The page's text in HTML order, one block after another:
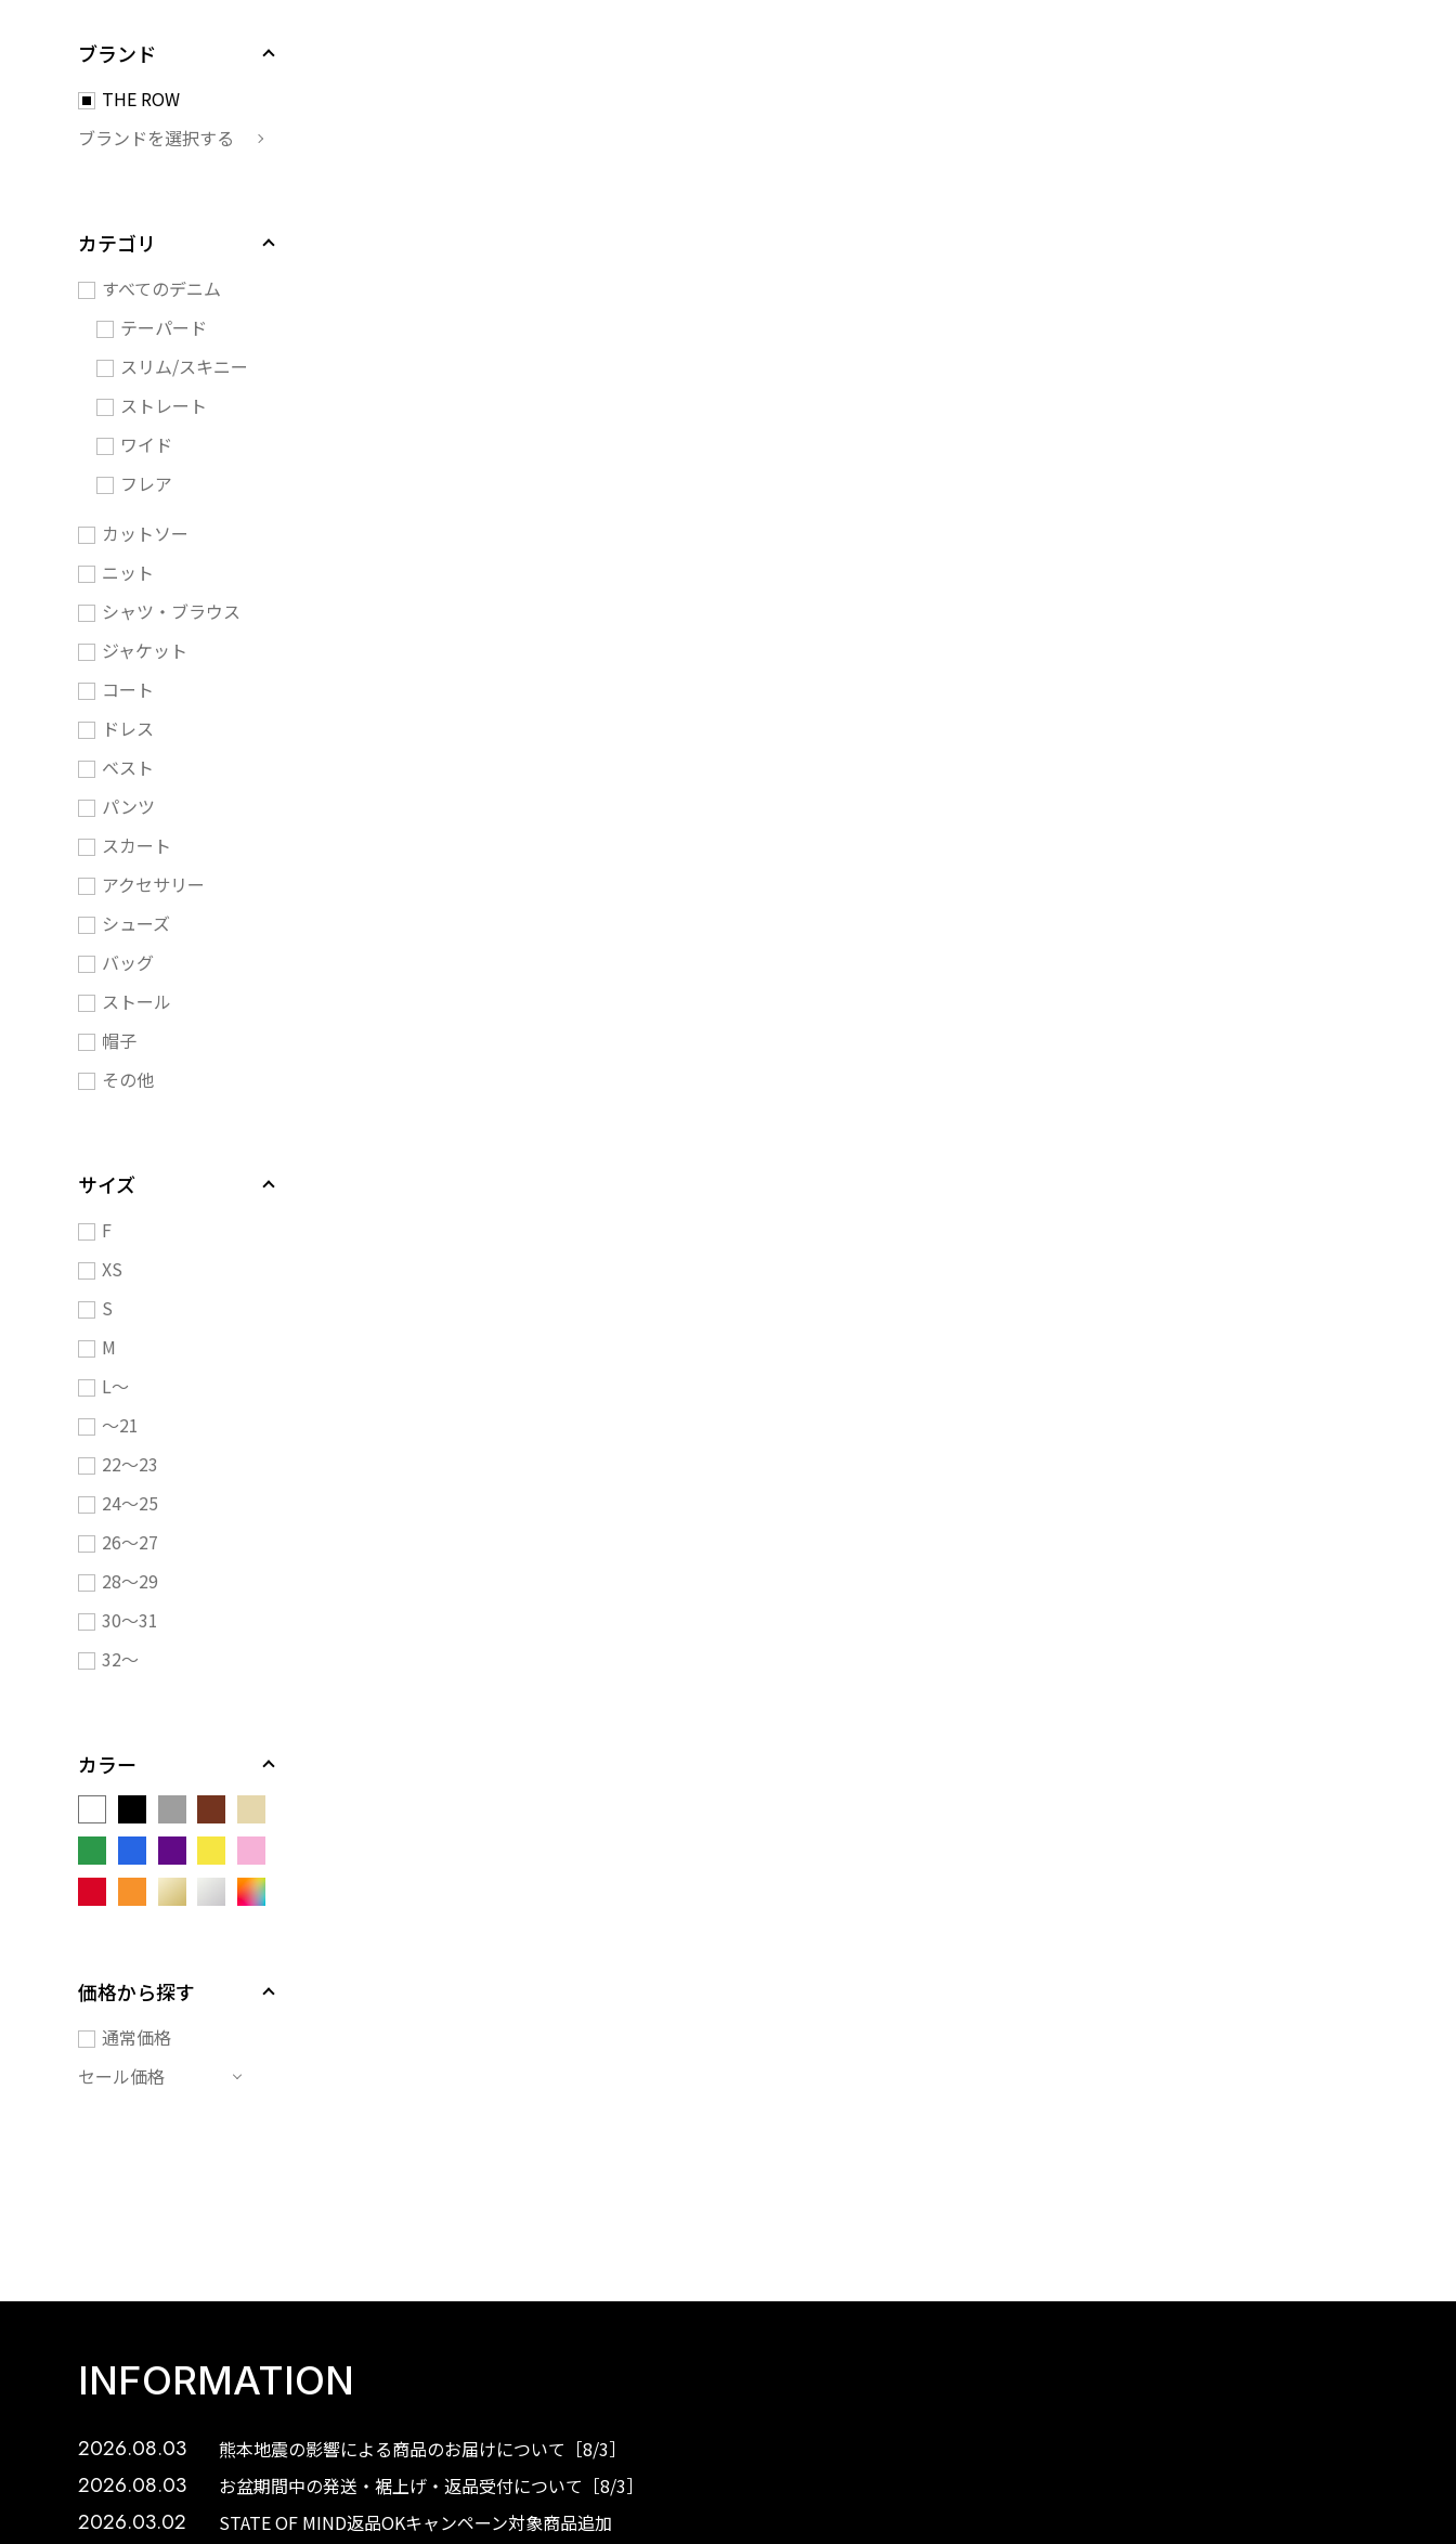
ブランド
THE ROW
ブランドを選択する
カテゴリ
すべてのデニム
テーパード
スリム/スキニー
ストレート
ワイド
フレア
カットソー
ニット
シャツ・ブラウス
ジャケット
コート
ドレス
ベスト
パンツ
スカート
アクセサリー
シューズ
バッグ
ストール
帽子
その他
サイズ
F
XS
S
M
L～
～21
22～23
24～25
26～27
28～29
30～31
32～
カラー
価格から探す
通常価格
セール価格
INFORMATION
2026.08.03 熊本地震の影響による商品のお届けについて［8/3］
2026.08.03 お盆期間中の発送・裾上げ・返品受付について［8/3］
2026.03.02 STATE OF MIND返品OKキャンペーン対象商品追加